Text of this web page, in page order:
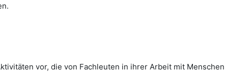
vor, die von Fachleuten in ihrer Arbeit mit